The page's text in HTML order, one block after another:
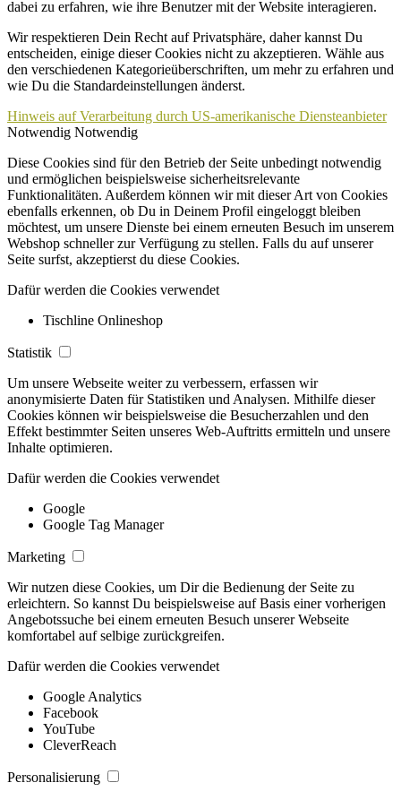
dabei zu erfahren, wie ihre Benutzer mit der Website interagieren.
Wir respektieren Dein Recht auf Privatsphäre, daher kannst Du
entscheiden, einige dieser Cookies nicht zu akzeptieren. Wähle aus
den verschiedenen Kategorieüberschriften, um mehr zu erfahren und
wie Du die Standardeinstellungen änderst.
Hinweis auf Verarbeitung durch US-amerikanische Diensteanbieter
Notwendig Notwendig
Diese Cookies sind für den Betrieb der Seite unbedingt notwendig
und ermöglichen beispielsweise sicherheitsrelevante
Funktionalitäten. Außerdem können wir mit dieser Art von Cookies
ebenfalls erkennen, ob Du in Deinem Profil eingeloggt bleiben
möchtest, um unsere Dienste bei einem erneuten Besuch im unserem
Webshop schneller zur Verfügung zu stellen. Falls du auf unserer
Seite surfst, akzeptierst du diese Cookies.
Dafür werden die Cookies verwendet
Tischline Onlineshop
Statistik
Um unsere Webseite weiter zu verbessern, erfassen wir
anonymisierte Daten für Statistiken und Analysen. Mithilfe dieser
Cookies können wir beispielsweise die Besucherzahlen und den
Effekt bestimmter Seiten unseres Web-Auftritts ermitteln und unsere
Inhalte optimieren.
Dafür werden die Cookies verwendet
Google
Google Tag Manager
Marketing
Wir nutzen diese Cookies, um Dir die Bedienung der Seite zu
erleichtern. So kannst Du beispielsweise auf Basis einer vorherigen
Angebotssuche bei einem erneuten Besuch unserer Webseite
komfortabel auf selbige zurückgreifen.
Dafür werden die Cookies verwendet
Google Analytics
Facebook
YouTube
CleverReach
Personalisierung